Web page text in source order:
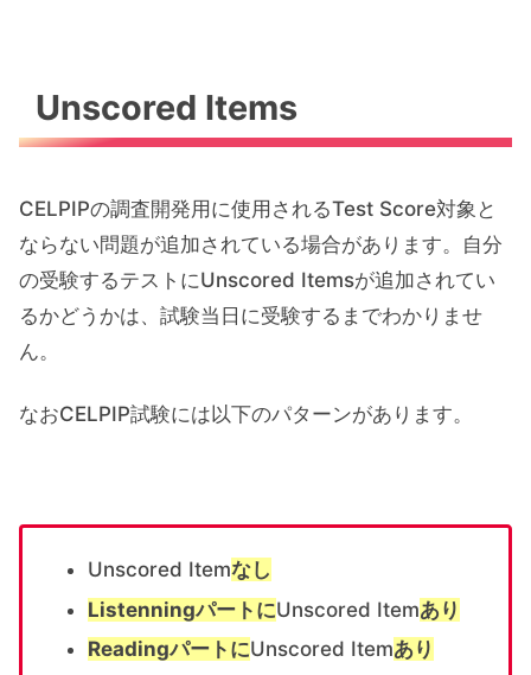
Unscored Items
CELPIPの調査開発用に使用されるTest Score対象と
ならない問題が追加されている場合があります。自分
の受験するテストにUnscored Itemsが追加されてい
るかどうかは、試験当日に受験するまでわかりませ
ん。
なおCELPIP試験には以下のパターンがあります。
Unscored Itemなし
ListenningパートにUnscored Itemあり
ReadingパートにUnscored Itemあり